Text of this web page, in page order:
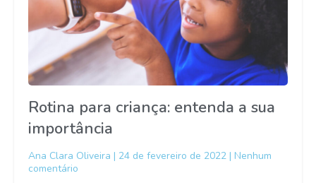
Rotina para criança: entenda a sua
importância
Ana Clara Oliveira 24 de fevereiro de 2022
Nenhum
comentário